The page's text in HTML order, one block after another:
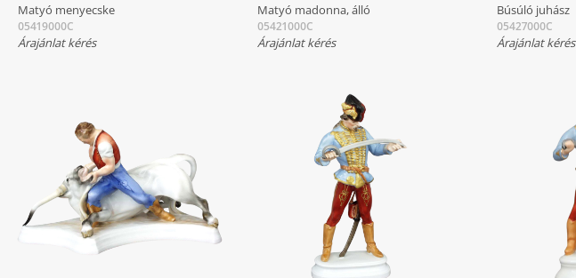
Matyó menyecske
05419000C
Árajánlat kérés
Matyó madonna, álló
05421000C
Árajánlat kérés
Búsúló juhász
05427000C
Árajánlat kérés